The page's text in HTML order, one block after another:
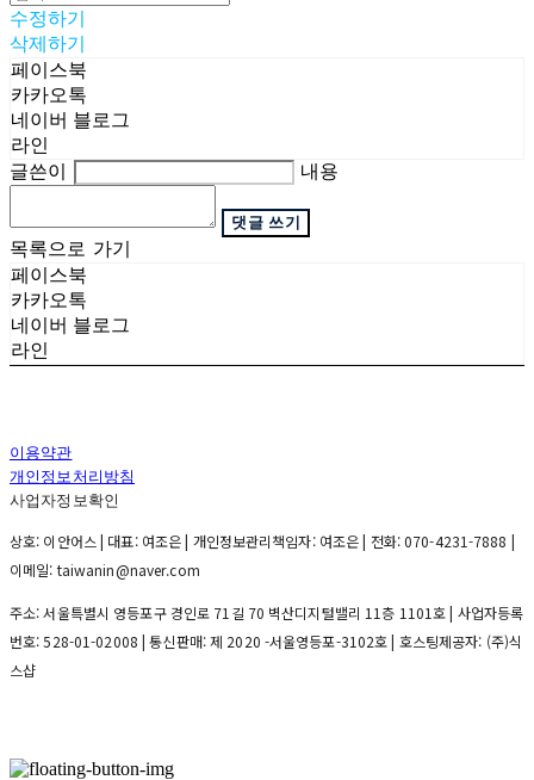
수정하기
삭제하기
페이스북
카카오톡
네이버 블로그
라인
글쓴이 내용
댓글 쓰기
목록으로 가기
페이스북
카카오톡
네이버 블로그
라인
이용약관
개인정보처리방침
사업자정보확인
상호: 이안어스 | 대표: 여조은 | 개인정보관리책임자: 여조은 | 전화: 070-4231-7888 |
이메일: taiwanin@naver.com
주소: 서울특별시 영등포구 경인로 71길 70 벽산디지털밸리 11층 1101호 | 사업자등록
번호:528-01-02008 | 통신판매:제 2020 -서울영등포-3102호| 호스팅제공자: (주)식
스샵